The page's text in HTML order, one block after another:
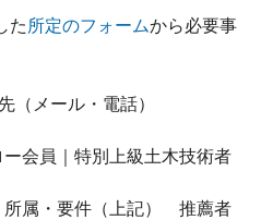
た 所定のフォームから必要事
（メール・電話）
会員｜特別上級土木技術者
属・要件（上記） 推薦者